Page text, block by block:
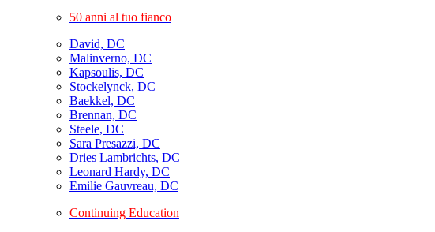
50 anni al tuo fianco
David, DC
Malinverno, DC
Kapsoulis, DC
Stockelynck, DC
Baekkel, DC
Brennan, DC
Steele, DC
Sara Presazzi, DC
Dries Lambrichts, DC
Leonard Hardy, DC
Emilie Gauvreau, DC
Continuing Education